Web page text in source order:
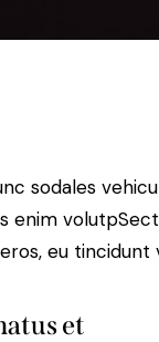
sodales
eu
et